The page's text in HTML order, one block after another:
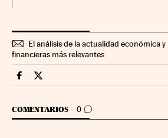
El análisis de la actualidad económica
financieras más relevantes
Economia Cinco Días en Facebook
Economia Cinco Días en Twitter
COMENTARIOS 0
IR A LOS COMENTARIOS